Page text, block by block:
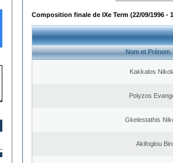
Composition finale de IXe Term (22/09/1996 -
Nom et Prénom
Kakkalos
Polyzos
Gkelestathis
Akifoglou